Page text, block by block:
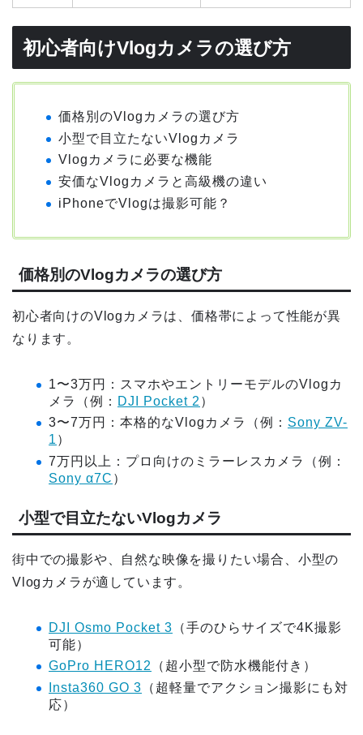
初心者向けVlogカメラの選び方
価格別のVlogカメラの選び方
小型で目立たないVlogカメラ
Vlogカメラに必要な機能
安価なVlogカメラと高級機の違い
iPhoneでVlogは撮影可能？
価格別のVlogカメラの選び方
初心者向けのVlogカメラは、価格帯によって性能が異
なります。
1〜3万円：スマホやエントリーモデルのVlogカ
メラ（例： DJI Pocket 2 ）
3〜7万円：本格的なVlogカメラ（例： Sony ZV-
1 ）
7万円以上：プロ向けのミラーレスカメラ（例：
Sony α7C ）
小型で目立たないVlogカメラ
街中での撮影や、自然な映像を撮りたい場合、小型の
Vlogカメラが適しています。
DJI Osmo Pocket 3 （手のひらサイズで4K撮影
可能）
GoPro HERO12
（超小型で防水機能付き）
Insta360 GO 3 （超軽量でアクション撮影にも対
応）